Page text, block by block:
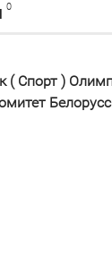
0
( Спорт )